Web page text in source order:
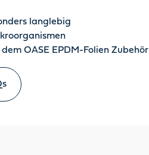
langlebig
OASE EPDM-Folien Zubehör